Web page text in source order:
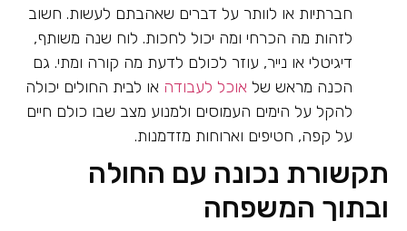
חברתיות או לוותר על דברים שאהבתם לעשות. חשוב
לזהות מה הכרחי ומה יכול לחכות. לוח שנה משותף,
דיגיטלי או נייר, עוזר לכולם לדעת מה קורה ומתי. גם
הכנה מראש של אוכל לעבודה או לבית החולים יכולה
להקל על הימים העמוסים ולמנוע מצב שבו כולם חיים
על קפה, חטיפים וארוחות מזדמנות.
תקשורת נכונה עם החולה
ובתוך המשפחה